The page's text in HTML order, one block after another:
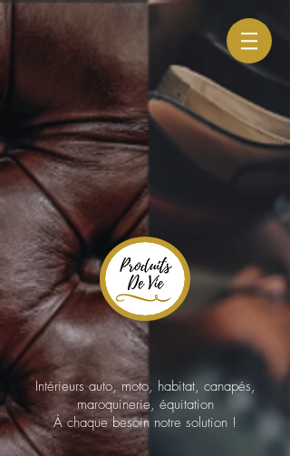
Intérieurs auto, moto, habitat, canapés,
maroquinerie, équitation
À chaque besoin notre solution !